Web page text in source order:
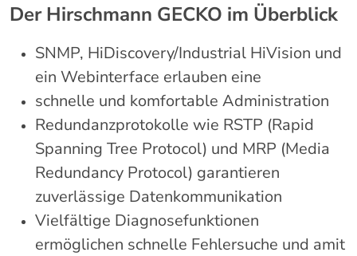
Der Hirschmann GECKO im Überblick
SNMP, HiDiscovery/Industrial HiVision und
ein Webinterface erlauben eine
schnelle und komfortable Administration
Redundanzprotokolle wie RSTP (Rapid
Spanning Tree Protocol) und MRP (Media
Redundancy Protocol) garantieren
zuverlässige Datenkommunikation
Vielfältige Diagnosefunktionen
ermöglichen schnelle Fehlersuche und amit